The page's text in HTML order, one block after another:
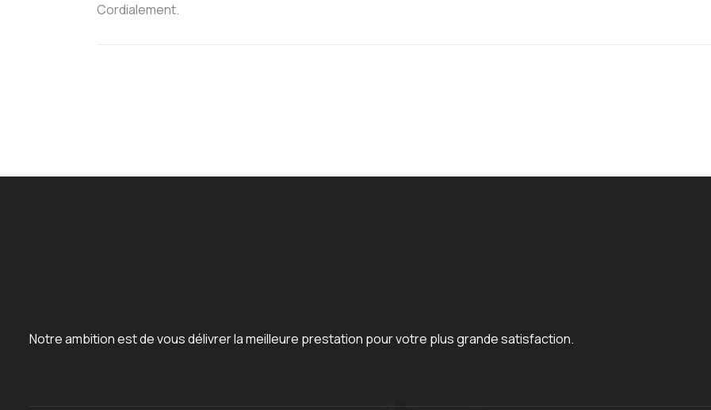
Cordialement.
Notre ambition est de vous délivrer la meilleure prestation pour votre plus grande satisfaction.